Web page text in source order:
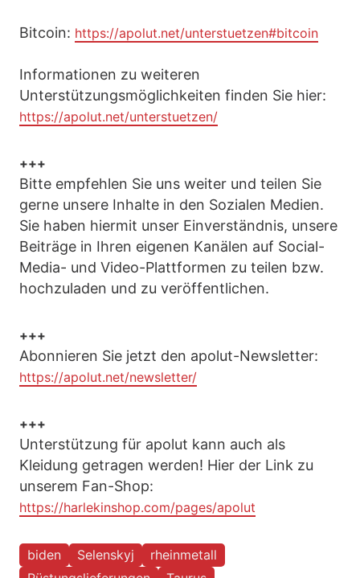
Bitcoin: https://apolut.net/unterstuetzen#bitcoin
Informationen zu weiteren
Unterstützungsmöglichkeiten finden Sie hier:
https://apolut.net/unterstuetzen/
+++
Bitte empfehlen Sie uns weiter und teilen Sie
gerne unsere Inhalte in den Sozialen Medien.
Sie haben hiermit unser Einverständnis, unsere
Beiträge in Ihren eigenen Kanälen auf Social-
Media- und Video-Plattformen zu teilen bzw.
hochzuladen und zu veröffentlichen.
+++
Abonnieren Sie jetzt den apolut-Newsletter:
https://apolut.net/newsletter/
+++
Unterstützung für apolut kann auch als
Kleidung getragen werden! Hier der Link zu
unserem Fan-Shop:
https://harlekinshop.com/pages/apolut
biden Selenskyj
rheinmetall